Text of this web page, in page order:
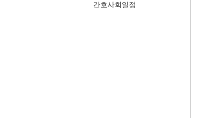
간호사회일정